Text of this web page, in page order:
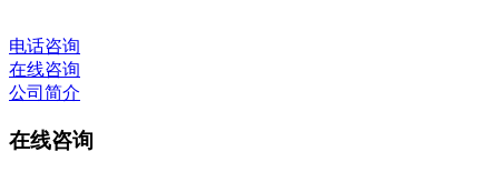
电话咨询
在线咨询
公司简介
在线咨询